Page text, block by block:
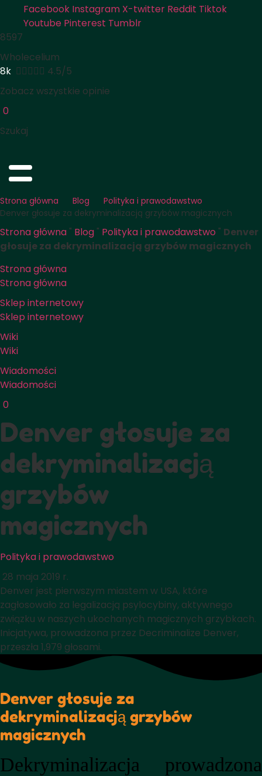
Facebook Instagram X-twitter Reddit Tiktok
Youtube Pinterest Tumblr
8597
Wholecelium
8k  4.5/5
Zobacz wszystkie opinie
0
Szukaj
Strona główna Blog
Polityka i prawodawstwo
Denver głosuje za dekryminalizacją grzybów magicznych
Strona główna " Blog " Polityka i prawodawstwo " Denver
głosuje za dekryminalizacją grzybów magicznych
Strona główna
Strona główna
Sklep internetowy
Sklep internetowy
Wiki
Wiki
Wiadomości
Wiadomości
0
Denver głosuje za
dekryminalizacją
grzybów
magicznych
Polityka i prawodawstwo
28 maja 2019 r.
Denver jest pierwszym miastem w USA, które
zagłosowało za legalizacją psylocybiny, aktywnego
związku w naszych ukochanych magicznych grzybkach.
Inicjatywa, prowadzona przez Decriminalize Denver,
przeszła 1,979 głosami.
Denver głosuje za
dekryminalizacją grzybów
magicznych
Dekryminalizacja prowadzona